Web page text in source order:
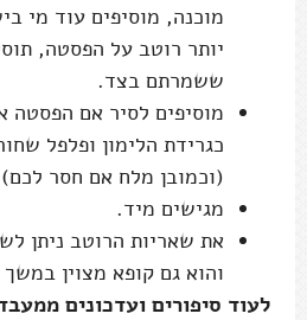
מוכנה, מוסיפים עוד מי
יותר רוטב על הפסטה,
ששמרתם בצד.
מוסיפים לסיר אם הפסטה
כגרידת הלימון ופלפל
(וכמובן מלח אם חסר
מגישים מיד.
והוא גם קופא מצוין
לעוד סיפורים ועדכונים